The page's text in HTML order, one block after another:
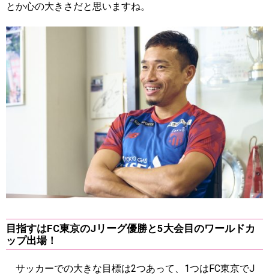
とか心の大きさだと思いますね。
目指すはFC東京のJリーグ優勝と5大会目のワールドカ
ップ出場！
サッカーでの大きな目標は2つあって、1つはFC東京でJ